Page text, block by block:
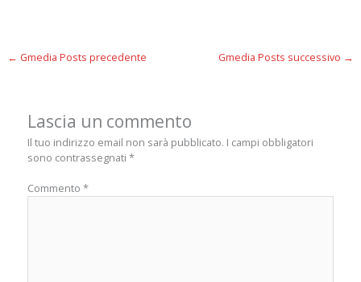
← Gmedia Posts precedente Gmedia Posts successivo →
Lascia un commento
Il tuo indirizzo email non sarà pubblicato. I campi obbligatori
sono contrassegnati*
Commento*